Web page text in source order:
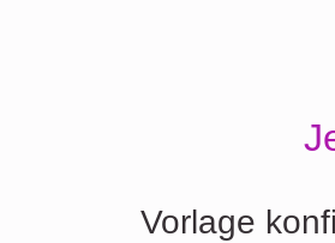
Vorlage